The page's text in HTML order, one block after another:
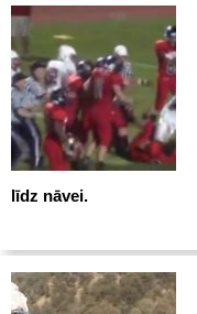
līdz nāvei.